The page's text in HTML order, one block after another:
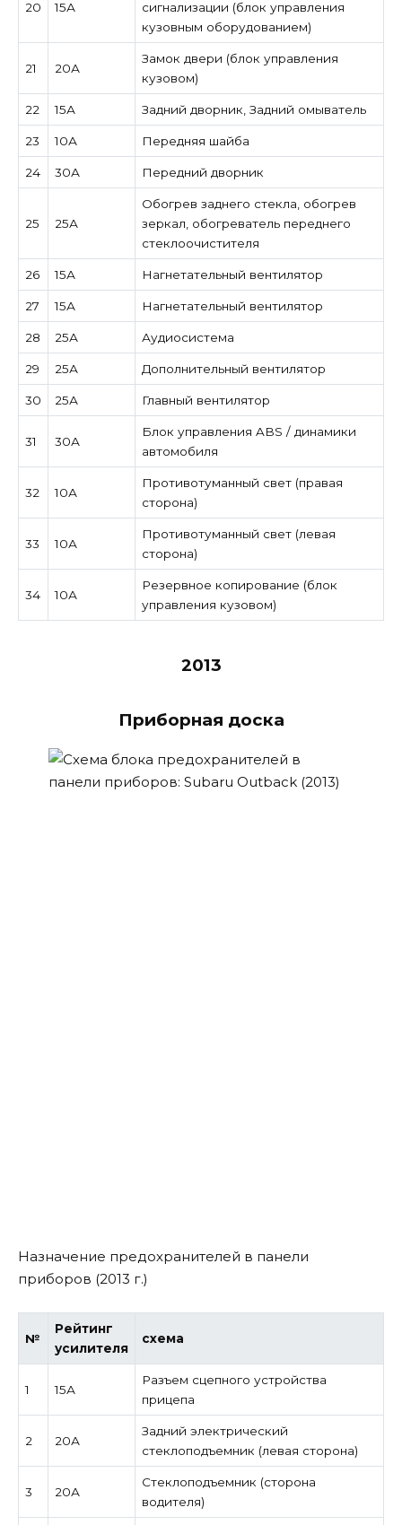
20 15А
сигнализации (блок управления
кузовным оборудованием)
21 20А
Замок двери (блок управления
кузовом)
22 15А Задний дворник, Задний омыватель
23 10А Передняя шайба
24 30А Передний дворник
25 25А
Обогрев заднего стекла, обогрев
зеркал, обогреватель переднего
стеклоочистителя
26 15А Нагнетательный вентилятор
27 15А Нагнетательный вентилятор
28 25А Аудиосистема
29 25А Дополнительный вентилятор
30 25А Главный вентилятор
31 30А
Блок управления ABS / динамики
автомобиля
32 10А
Противотуманный свет (правая
сторона)
33 10А
Противотуманный свет (левая
сторона)
34 10А
Резервное копирование (блок
управления кузовом)
2013
Приборная доска
Назначение предохранителей в панели
приборов (2013 г.)
№
Рейтинг
усилителя
схема
1 15А
Разъем сцепного устройства
прицепа
2 20А
Задний электрический
стеклоподъемник (левая сторона)
3 20А
Стеклоподъемник (сторона
водителя)